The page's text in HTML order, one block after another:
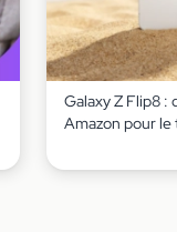
Galaxy Z Flip8
Amazon pour le